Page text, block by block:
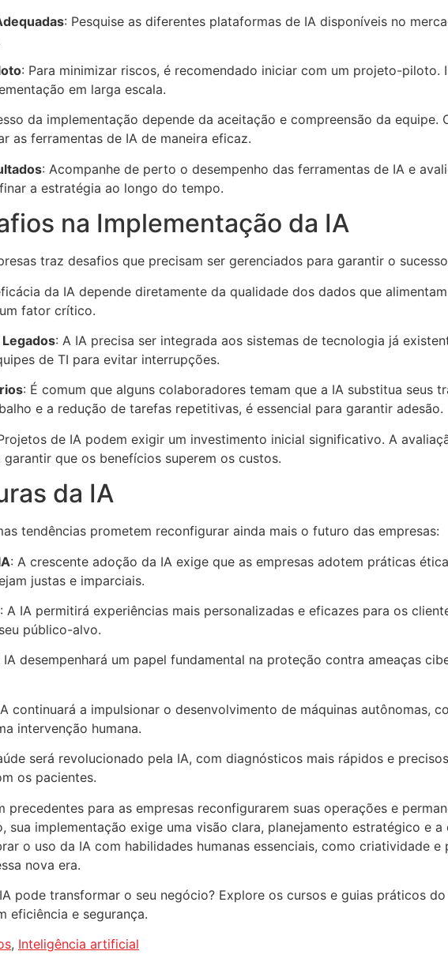
: Pesquise as diferentes plataformas de IA disponíveis no
: Para minimizar riscos, é recomendado iniciar com um projeto-
em larga escala.
da implementação depende da aceitação e compreensão da equipe.
as ferramentas de IA de maneira eficaz.
: Acompanhe de perto o desempenho das ferramentas de IA e
a estratégia ao longo do tempo.
na Implementação da IA
traz desafios que precisam ser gerenciados para garantir o
da IA depende diretamente da qualidade dos dados que
fator crítico.
: A IA precisa ser integrada aos sistemas de tecnologia já
de TI para evitar interrupções.
: É comum que alguns colaboradores temam que a IA substitua seus
e a redução de tarefas repetitivas, é essencial para garantir adesão.
de IA podem exigir um investimento inicial significativo. A
garantir que os benefícios superem os custos.
da IA
tendências prometem reconfigurar ainda mais o futuro das empresas:
: A crescente adoção da IA exige que as empresas adotem práticas
justas e imparciais.
: A IA permitirá experiências mais personalizadas e eficazes para os
público-alvo.
IA desempenhará um papel fundamental na proteção contra ameaças
continuará a impulsionar o desenvolvimento de máquinas autônomas,
intervenção humana.
será revolucionado pela IA, com diagnósticos mais rápidos e
os pacientes.
precedentes para as empresas reconfigurarem suas operações e
sua implementação exige uma visão clara, planejamento estratégico e
o uso da IA com habilidades humanas essenciais, como criatividade
nova era.
pode transformar o seu negócio? Explore os cursos e guias práticos
eficiência e segurança.
, Inteligência artificial